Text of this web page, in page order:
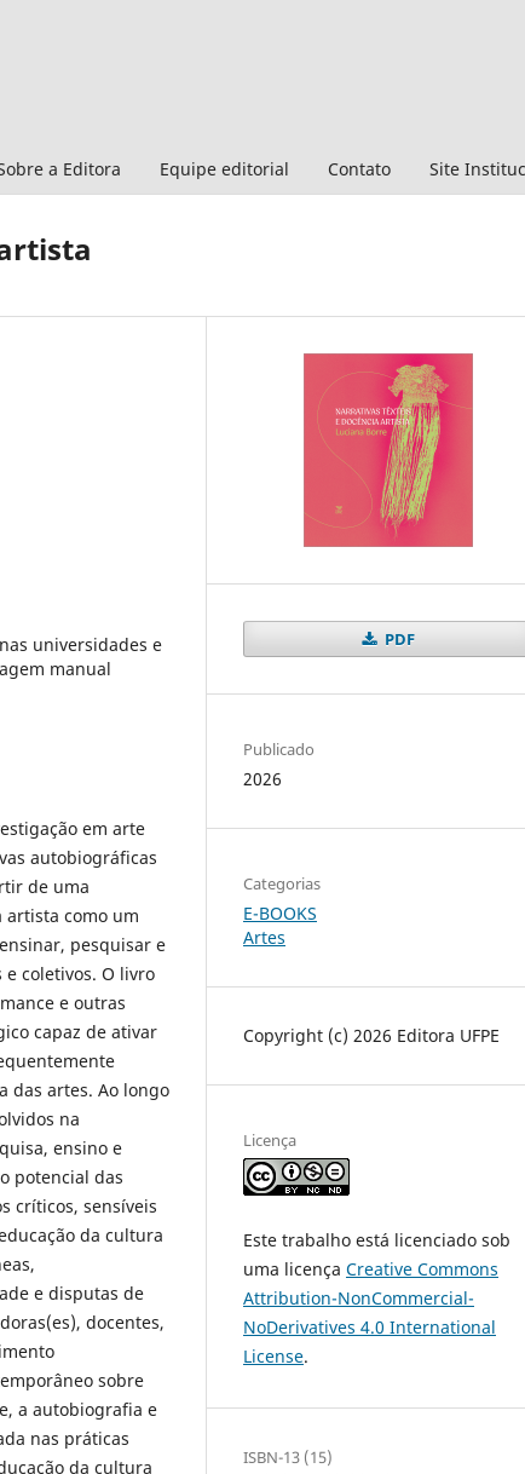
a Editora Equipe editorial Contato Site
universidades e
manual
em arte
autobiográficas
de uma
como um
pesquisar e
coletivos. O livro
e outras
capaz de ativar
das artes. Ao longo
na
ensino e
potencial das
críticos, sensíveis
da cultura
e disputas de
docentes,
sobre
a autobiografia e
nas práticas
da cultura
PDF
Publicado
2026
Categorias
E-BOOKS
Artes
Copyright (c) 2026 Editora UFPE
Licença
Este trabalho está licenciado sob
uma licença Creative Commons
Attribution-NonCommercial-
NoDerivatives 4.0 International
License.
ISBN-13 (15)